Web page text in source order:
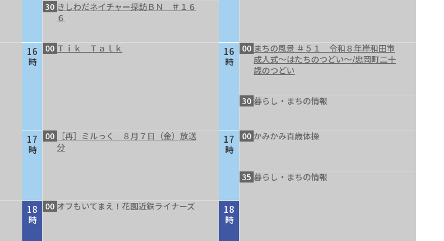
16
時
17
時
18
時
30 きしわだネイチャー探訪ＢＮ ＃１６
６
00 Ｔｉｋ Ｔａｌｋ
00
［再］ミルっく ８月７日（金）放送
分
00 オフもいてまえ！花園近鉄ライナーズ
16
時
17
時
18
時
00 まちの風景 ＃５１ 令和８年岸和田市
成人式～はたちのつどい～/忠岡町二十
歳のつどい
30 暮らし・まちの情報
00 かみかみ百歳体操
35 暮らし・まちの情報